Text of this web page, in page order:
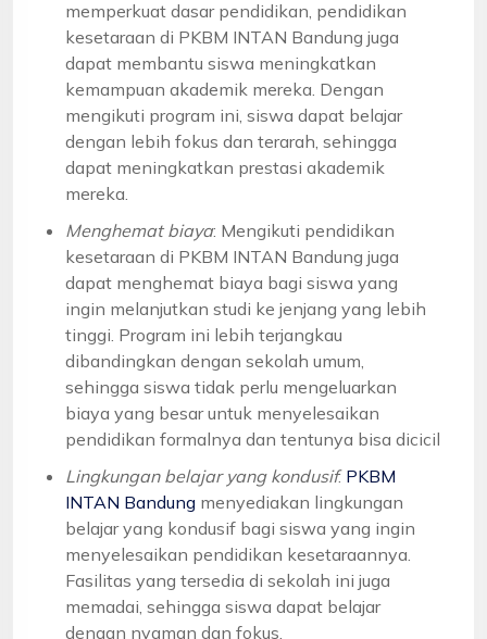
memperkuat dasar pendidikan, pendidikan
kesetaraan di PKBM INTAN Bandung juga
dapat membantu siswa meningkatkan
kemampuan akademik mereka. Dengan
mengikuti program ini, siswa dapat belajar
dengan lebih fokus dan terarah, sehingga
dapat meningkatkan prestasi akademik
mereka.
Menghemat biaya: Mengikuti pendidikan
kesetaraan di PKBM INTAN Bandung juga
dapat menghemat biaya bagi siswa yang
ingin melanjutkan studi ke jenjang yang lebih
tinggi. Program ini lebih terjangkau
dibandingkan dengan sekolah umum,
sehingga siswa tidak perlu mengeluarkan
biaya yang besar untuk menyelesaikan
pendidikan formalnya dan tentunya bisa dicicil
Lingkungan belajar yang kondusif: PKBM
INTAN Bandung menyediakan lingkungan
belajar yang kondusif bagi siswa yang ingin
menyelesaikan pendidikan kesetaraannya.
Fasilitas yang tersedia di sekolah ini juga
memadai, sehingga siswa dapat belajar
dengan nyaman dan fokus.